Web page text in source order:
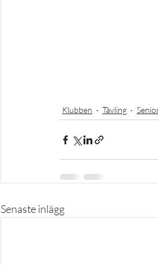
Klubben Tävling
Senaste inlägg